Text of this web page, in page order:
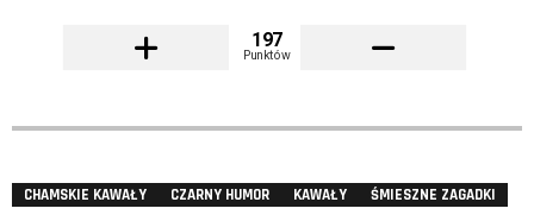
197
Punktów
CHAMSKIE KAWAŁY CZARNY HUMOR KAWAŁY ŚMIESZNE ZAGADKI